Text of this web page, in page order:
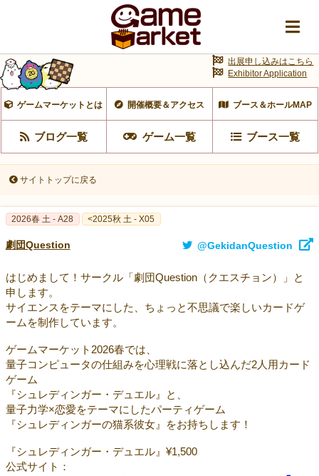
ゲームマーケットとは 開催概要＆アクセス ブース＆ホールMAP
ブログ一覧 ゲーム一覧 ブース一覧
出展申し込みはこちら
Exhibitor Application
サイトトップに戻る
2026春 土 - A28 <2025秋 土 - X05
劇団Question @GekidanQuestion
はじめまして！サークル「劇団Question（クエスチョン）」と
申します。
サイエンスをテーマにした、ちょっと不思議で楽しいカードゲ
ームを制作しています。
ゲームマーケット2026春では、
量子コンピュータの仕組みを心理戦に落とし込んだ2人用カード
ゲーム
『シュレディンガー・デュエル』と、
量子力学×恋愛をテーマにしたパーティゲーム
『シュレディンガーの猫系彼女』をお持ちします！
『シュレディンガー・デュエル』¥1,500
公式サイト：